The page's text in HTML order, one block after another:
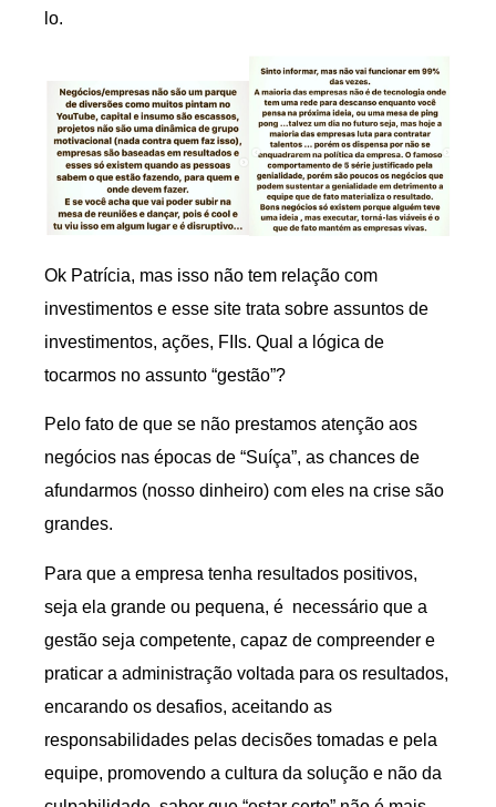
lo.
Ok Patrícia, mas isso não tem relação com
investimentos e esse site trata sobre assuntos de
investimentos, ações, FIIs. Qual a lógica de
tocarmos no assunto “gestão”?
Pelo fato de que se não prestamos atenção aos
negócios nas épocas de “Suíça”, as chances de
afundarmos (nosso dinheiro) com eles na crise são
grandes.
Para que a empresa tenha resultados positivos,
seja ela grande ou pequena, é necessário que a
gestão seja competente, capaz de compreender e
praticar a administração voltada para os resultados,
encarando os desafios, aceitando as
responsabilidades pelas decisões tomadas e pela
equipe, promovendo a cultura da solução e não da